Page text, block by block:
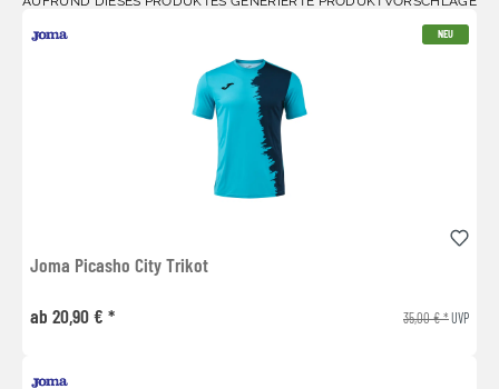
NEU
Joma Picasho City Trikot
ab 20,90 € * 35,00 € *UVP